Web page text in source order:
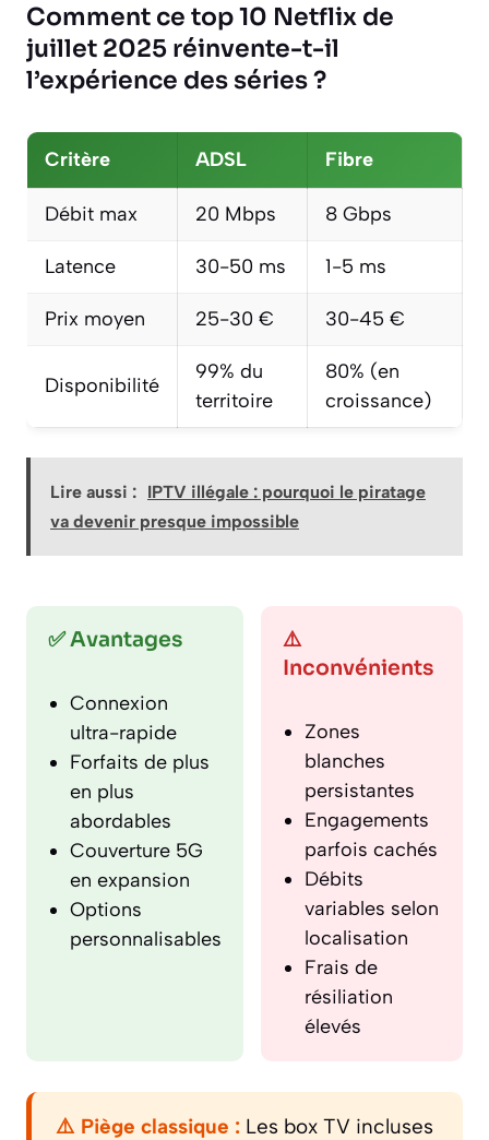
Comment ce top 10 Netflix de
juillet 2025 réinvente-t-il
l’expérience des séries ?
Critère ADSL Fibre
Débit max 20 Mbps 8 Gbps
Latence 30-50 ms 1-5 ms
Prix moyen 25-30 € 30-45 €
Disponibilité
99% du
territoire
80% (en
croissance)
Lire aussi : IPTV illégale : pourquoi le piratage
va devenir presque impossible
✅ Avantages
Connexion
ultra-rapide
Forfaits de plus
en plus
abordables
Couverture 5G
en expansion
Options
personnalisables
⚠️
Inconvénients
Zones
blanches
persistantes
Engagements
parfois cachés
Débits
variables selon
localisation
Frais de
résiliation
élevés
⚠️ Piège classique : Les box TV incluses